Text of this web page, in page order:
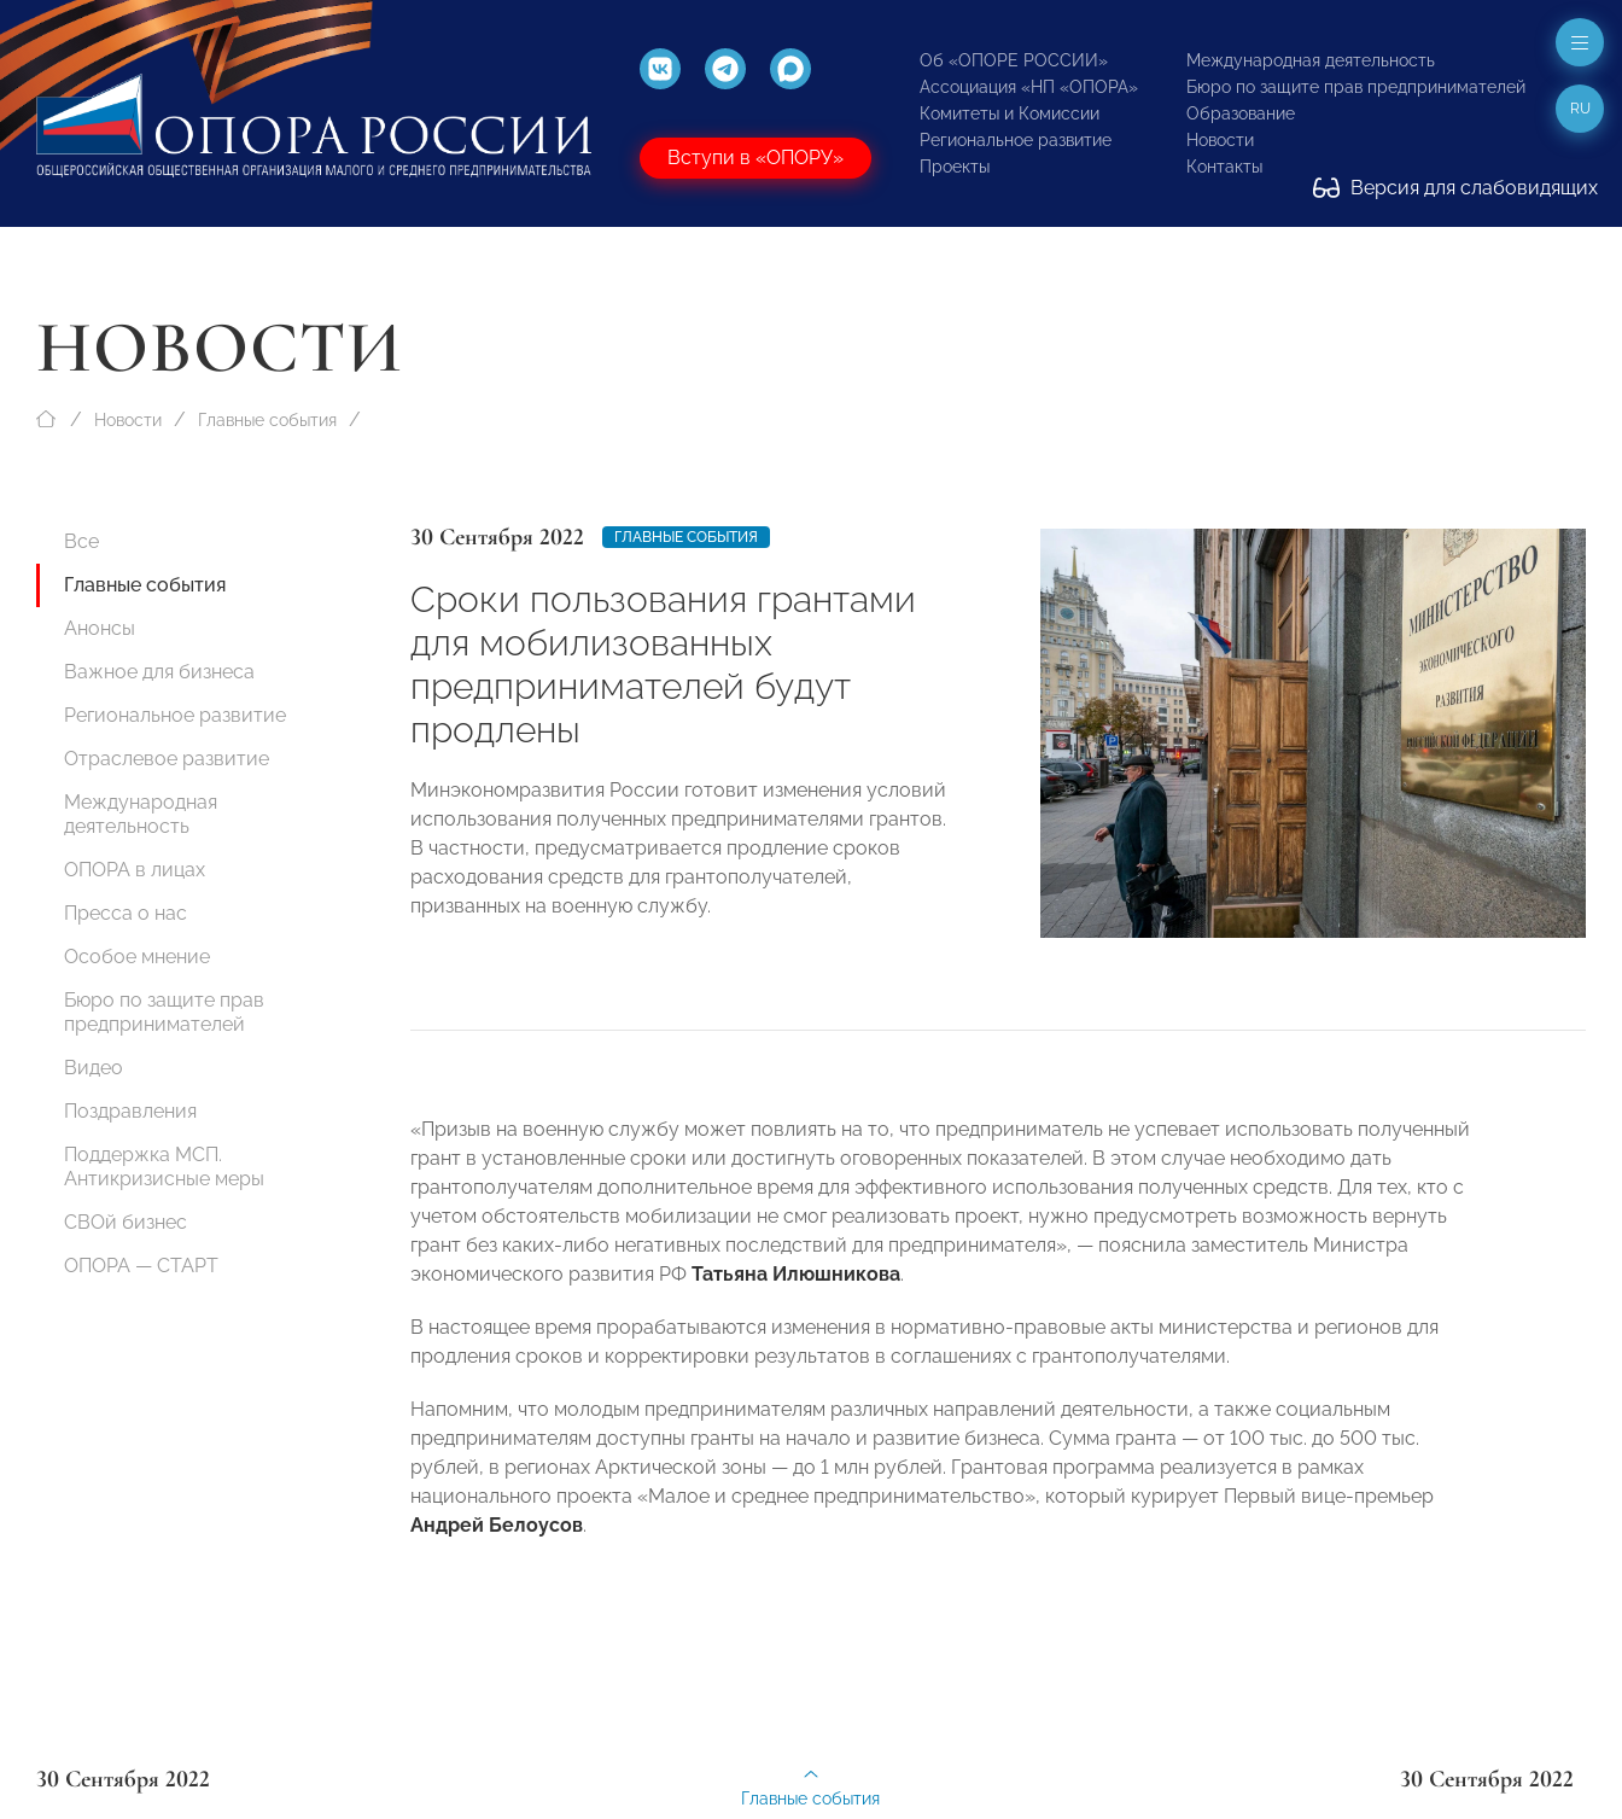
Вступи в «ОПОРУ»
Об «ОПОРЕ РОССИИ»
Ассоциация «НП «ОПОРА»
Комитеты и Комиссии
Региональное развитие
Проекты
Международная деятельность
Бюро по защите прав предпринимателей
Образование
Новости
Контакты
Версия для слабовидящих
RU
НОВОСТИ
Новости Главные события
Все
Главные события
Анонсы
Важное для бизнеса
Региональное развитие
Отраслевое развитие
Международная
деятельность
ОПОРА в лицах
Пресса о нас
Особое мнение
Бюро по защите прав
предпринимателей
Видео
Поздравления
Поддержка МСП.
Антикризисные меры
СВОй бизнес
ОПОРА — СТАРТ
30 Сентября 2022 ГЛАВНЫЕ СОБЫТИЯ
Сроки пользования грантами
для мобилизованных
предпринимателей будут
продлены
Минэкономразвития России готовит изменения условий
использования полученных предпринимателями грантов.
В частности, предусматривается продление сроков
расходования средств для грантополучателей,
призванных на военную службу.
«Призыв на военную службу может повлиять на то, что предприниматель не успевает использовать полученный
грант в установленные сроки или достигнуть оговоренных показателей. В этом случае необходимо дать
грантополучателям дополнительное время для эффективного использования полученных средств. Для тех, кто с
учетом обстоятельств мобилизации не смог реализовать проект, нужно предусмотреть возможность вернуть
грант без каких-либо негативных последствий для предпринимателя», — пояснила заместитель Министра
экономического развития РФ Татьяна Илюшникова.
В настоящее время прорабатываются изменения в нормативно-правовые акты министерства и регионов для
продления сроков и корректировки результатов в соглашениях с грантополучателями.
Напомним, что молодым предпринимателям различных направлений деятельности, а также социальным
предпринимателям доступны гранты на начало и развитие бизнеса. Сумма гранта — от 100 тыс. до 500 тыс.
рублей, в регионах Арктической зоны — до 1 млн рублей. Грантовая программа реализуется в рамках
национального проекта «Малое и среднее предпринимательство», который курирует Первый вице-премьер
Андрей Белоусов.
30 Сентября 2022 30 Сентября 2022
Главные события